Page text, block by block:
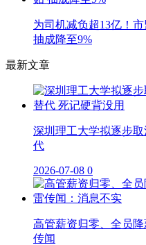
为司机减负超13亿！
抽成降至9%
最新文章
深圳理工大学拟逐步
代
2026-07-08 0
高管薪资归零、全员
传闻